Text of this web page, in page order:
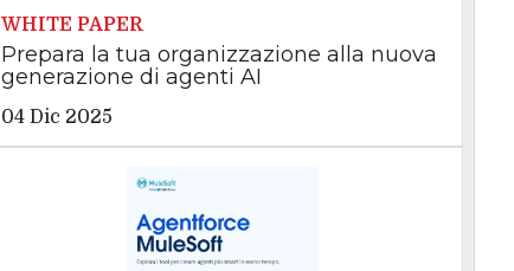
WHITE PAPER
Prepara la tua organizzazione alla nuova
generazione di agenti AI
04 Dic 2025